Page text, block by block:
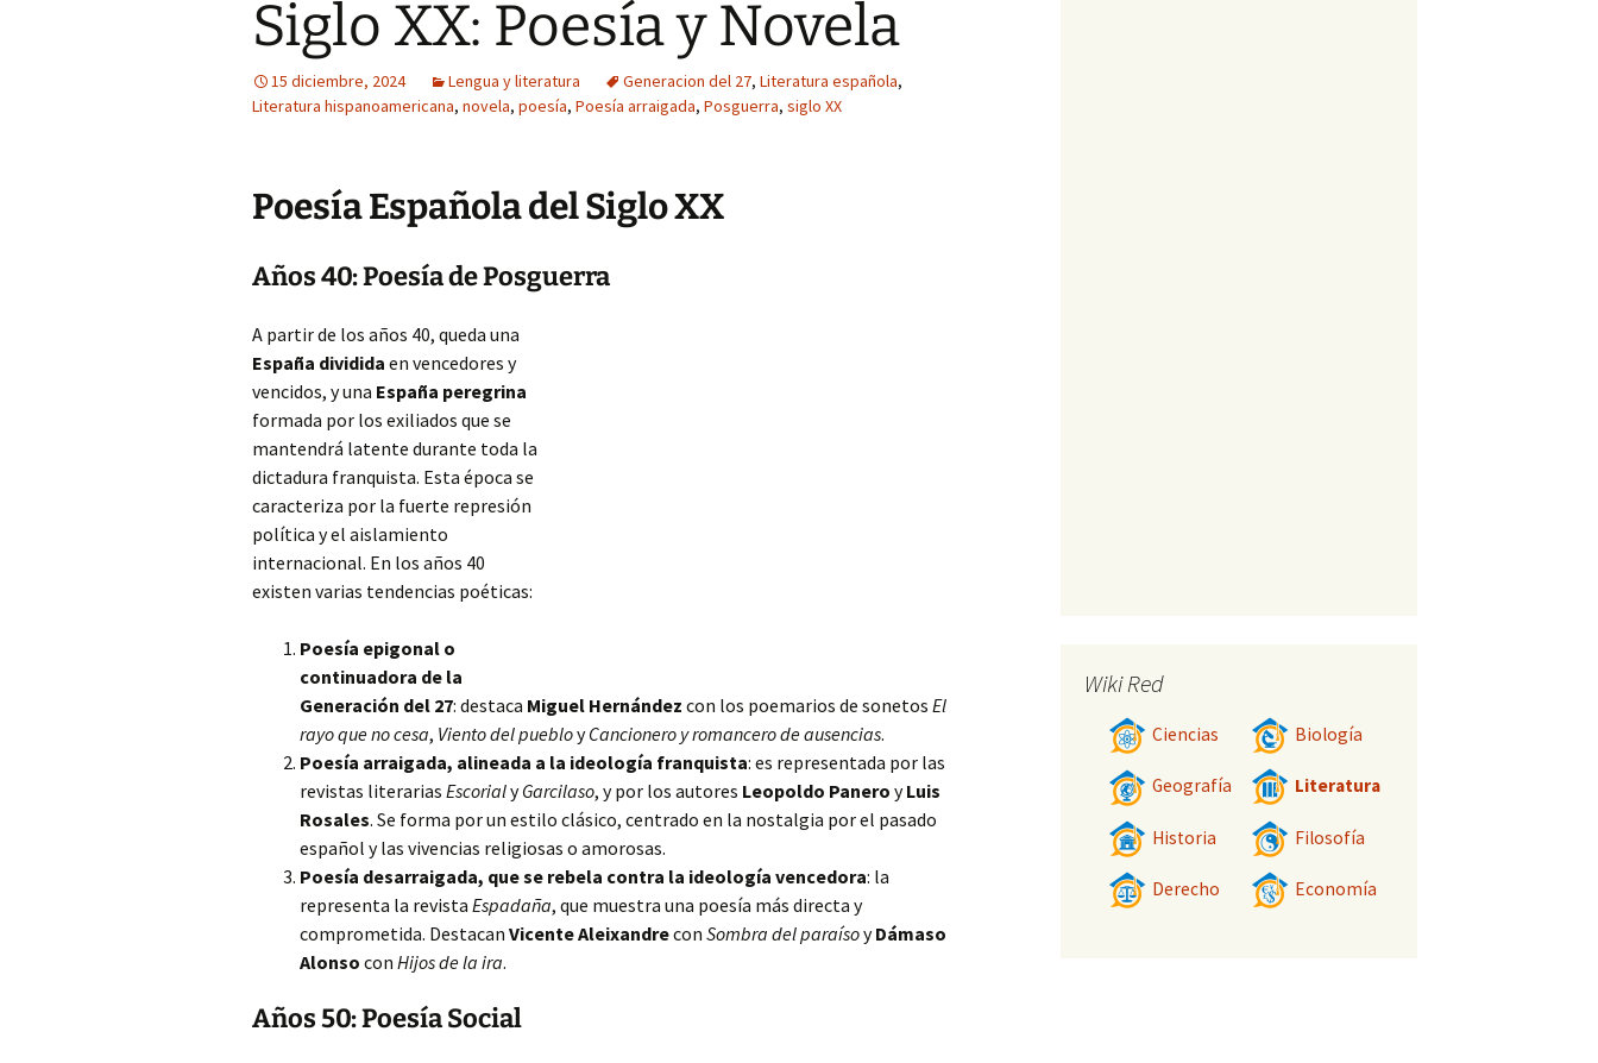
Siglo XX: Poesía y Novela
15 diciembre, 2024 Lengua y literatura Generacion del 27, Literatura española,
Literatura hispanoamericana, novela, poesía, Poesía arraigada, Posguerra, siglo XX
Poesía Española del Siglo XX
Años 40: Poesía de Posguerra
A partir de los años 40, queda una
España dividida en vencedores y
vencidos, y una España peregrina
formada por los exiliados que se
mantendrá latente durante toda la
dictadura franquista. Esta época se
caracteriza por la fuerte represión
política y el aislamiento
internacional. En los años 40
existen varias tendencias poéticas:
Poesía epigonal o
continuadora de la
Generación del 27: destaca Miguel Hernández con los poemarios de sonetos El
rayo que no cesa, Viento del puebloyCancionero y romancero de ausencias.
Poesía arraigada, alineada a la ideología franquista: es representada por las
revistas literarias EscorialyGarcilaso, y por los autores Leopoldo Panero yLuis
Rosales. Se forma por un estilo clásico, centrado en la nostalgia por el pasado
español y las vivencias religiosas o amorosas.
Poesía desarraigada, que se rebela contra la ideología vencedora: la
representa la revista Espadaña, que muestra una poesía más directa y
comprometida. Destacan Vicente Aleixandrecon Sombra del paraísoyDámaso
Alonso con Hijos de la ira.
Años 50: Poesía Social
Wiki Red
Ciencias Biología
Geografía Literatura
Historia Filosofía
Derecho Economía